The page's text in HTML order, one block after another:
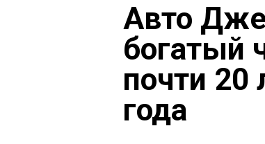
Авто
богатый
почти 20
года